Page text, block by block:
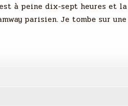
à peine dix-sept heures et
parisien. Je tombe sur